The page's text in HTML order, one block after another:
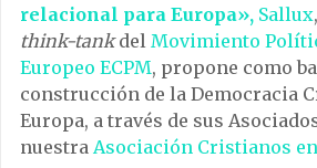
relacional para Europa», Sallux
think-tankdel Movimiento
Europeo ECPM, propone como
construcción de la Democracia
Europa, a través de sus
nuestra Asociación Cristianos